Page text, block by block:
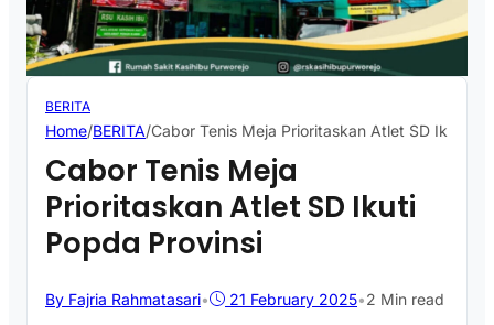
BERITA
Home/BERITA/Cabor Tenis Meja Prioritaskan Atlet SD Ikuti
Cabor Tenis Meja
Prioritaskan Atlet SD Ikuti
Popda Provinsi
By Fajria Rahmatasari• 21 February 2025•2 Min read